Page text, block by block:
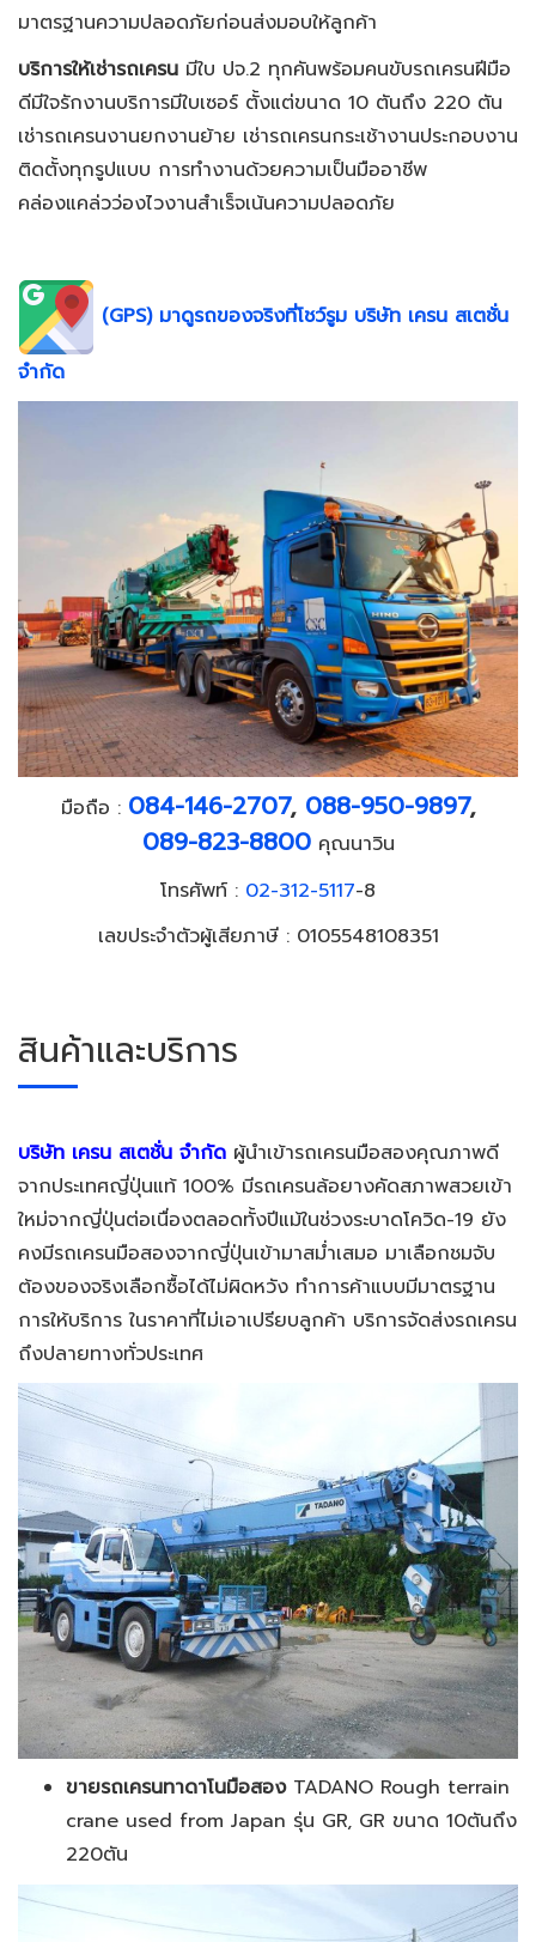
มาตรฐานความปลอดภัยก่อนส่งมอบให้ลูกค้า
บริการให้เช่ารถเครน มีใบ ปจ.2 ทุกคันพร้อมคนขับรถเครนฝีมือ
ดีมีใจรักงานบริการมีใบเซอร์ ตั้งแต่ขนาด 10 ตันถึง 220 ตัน
เช่ารถเครนงานยกงานย้าย เช่ารถเครนกระเช้างานประกอบงาน
ติดตั้งทุกรูปแบบ การทำงานด้วยความเป็นมืออาชีพ
คล่องแคล่วว่องไวงานสำเร็จเน้นความปลอดภัย
(GPS) มาดูรถของจริงที่โชว์รูม บริษัท เครน สเตชั่น
จำกัด
มือถือ : 084-146-2707, 088-950-9897,
089-823-8800คุณนาวิน
โทรศัพท์ : 02-312-5117-8
เลขประจำตัวผู้เสียภาษี : 0105548108351
สินค้าและบริการ
บริษัท เครน สเตชั่น จำกัด ผู้นำเข้ารถเครนมือสองคุณภาพดี
จากประเทศญี่ปุ่นแท้ 100% มีรถเครนล้อยางคัดสภาพสวยเข้า
ใหม่จากญี่ปุ่นต่อเนื่องตลอดทั้งปีแม้ในช่วงระบาดโควิด-19 ยัง
คงมีรถเครนมือสองจากญี่ปุ่นเข้ามาสม่ำเสมอ มาเลือกชมจับ
ต้องของจริงเลือกซื้อได้ไม่ผิดหวัง ทำการค้าแบบมีมาตรฐาน
การให้บริการ ในราคาที่ไม่เอาเปรียบลูกค้า บริการจัดส่งรถเครน
ถึงปลายทางทั่วประเทศ
ขายรถเครนทาดาโนมือสองTADANO Rough terrain
crane used from Japan รุ่น GR, GR ขนาด 10ตันถึง
220ตัน